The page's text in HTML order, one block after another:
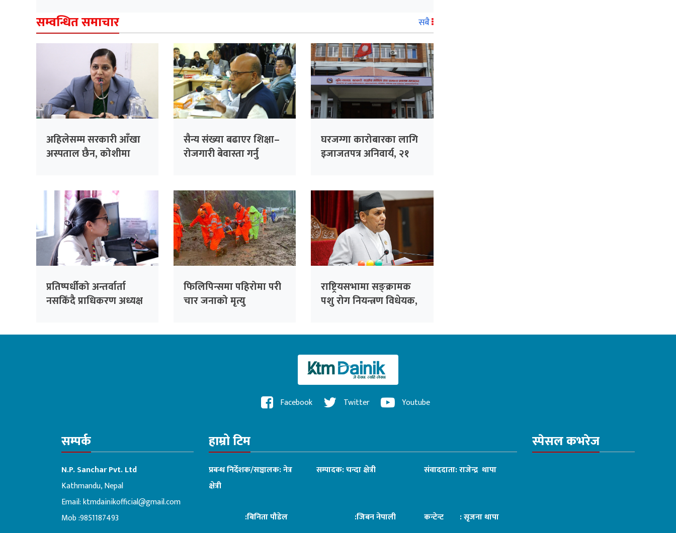
सम्वन्धित समाचार सबै
अहिलेसम्म सरकारी आँखा
अस्पताल छैन, कोशीमा
सैन्य संख्या बढाएर शिक्षा–
रोजगारी बेवास्ता गर्नु
घरजग्गा कारोबारका लागि
इजाजतपत्र अनिवार्य, २१
प्रतिष्पर्धीको अन्तर्वार्ता
नसकिँदै प्राधिकरण अध्यक्ष
फिलिपिन्समा पहिरोमा परी
चार जनाको मृत्यु
राष्ट्रियसभामा सङ्क्रामक
पशु रोग नियन्त्रण विधेयक,
Facebook Twitter Youtube
सम्पर्क
N.P. Sanchar Pvt. Ltd
Kathmandu, Nepal
Email:ktmdainikofficial@gmail.com
Mob :9851187493
हाम्रो टिम
प्रबन्ध निर्देशक/सञ्चालक: नेत्र
क्षेत्री
सम्पादक: चन्दा क्षेत्री संवाददाता: राजेन्द्र थापा
:बिनिता पौडेल :जिबन नेपाली कन्टेन्ट : सृजना थापा
स्पेसल कभरेज